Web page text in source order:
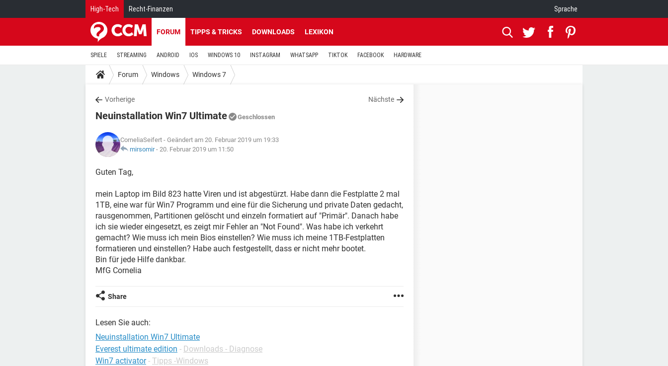
High-Tech Recht-Finanzen Sprache
FORUM TIPPS & TRICKS DOWNLOADS LEXIKON
SPIELE STREAMING ANDROID IOS WINDOWS 10 INSTAGRAM WHATSAPP TIKTOK FACEBOOK HARDWARE
Forum Windows Windows 7
Vorherige Nächste
Neuinstallation Win7 Ultimate Geschlossen
CorneliaSeifert - Geändert am 20. Februar 2019 um 19:33
mirsomir- 20. Februar 2019 um 11:50
Guten Tag,
mein Laptop im Bild 823 hatte Viren und ist abgestürzt. Habe dann die Festplatte 2 mal
1TB, eine war für Win7 Programm und eine für die Sicherung und private Daten gedacht,
rausgenommen, Partitionen gelöscht und einzeln formatiert auf "Primär". Danach habe
ich sie wieder eingesetzt, es zeigt mir Fehler an "Not Found". Was habe ich verkehrt
gemacht? Wie muss ich mein Bios einstellen? Wie muss ich meine 1TB-Festplatten
formatieren und einstellen? Habe auch festgestellt, dass er nicht mehr bootet.
Bin für jede Hilfe dankbar.
MfG Cornelia
Share
Lesen Sie auch:
Neuinstallation Win7 Ultimate
Everest ultimate edition - Downloads - Diagnose
Win7 activator - Tipps -Windows